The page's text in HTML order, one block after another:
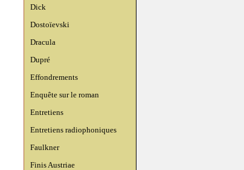
Dick
Dostoïevski
Dracula
Dupré
Effondrements
Enquête sur le roman
Entretiens
Entretiens radiophoniques
Faulkner
Finis Austriae